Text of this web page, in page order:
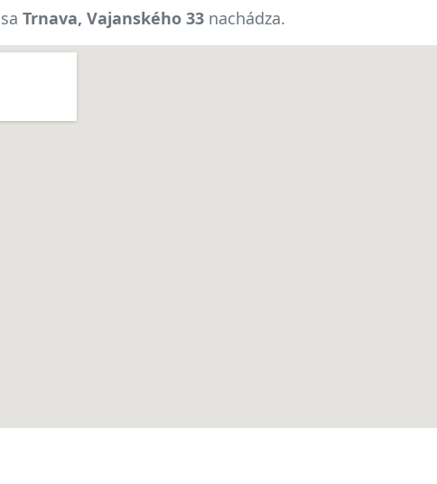
Trnava, Vajanského 33 nachádza.